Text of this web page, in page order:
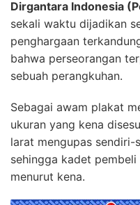
Dirgantara Indonesia
sekali waktu dijadikan
penghargaan
bahwa perseorangan
sebuah perangkuhan.
Sebagai awam plakat
ukuran yang kena
larat mengupas
sehingga kadet
menurut kena.